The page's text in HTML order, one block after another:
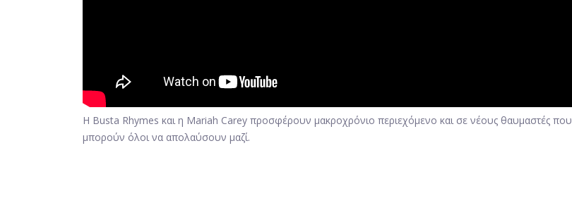
Η Busta Rhymes και η Mariah Carey προσφέρουν μακροχρόνιο περιεχόμενο και σε νέους θαυμαστές που
μπορούν όλοι να απολαύσουν μαζί.